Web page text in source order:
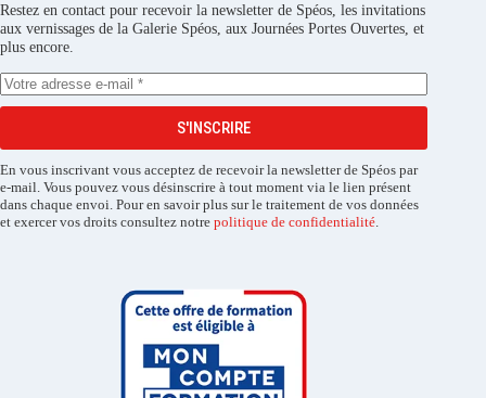
Restez en contact pour recevoir la newsletter de Spéos, les invitations
aux vernissages de la Galerie Spéos, aux Journées Portes Ouvertes, et
plus encore.
S'INSCRIRE
En vous inscrivant vous acceptez de recevoir la newsletter de Spéos par
e-mail. Vous pouvez vous désinscrire à tout moment via le lien présent
dans chaque envoi. Pour en savoir plus sur le traitement de vos données
et exercer vos droits consultez notre politique de confidentialité.